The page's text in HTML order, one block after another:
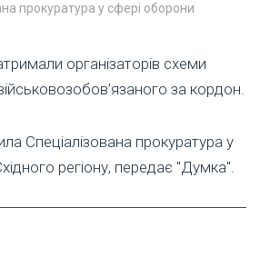
прокуратура у сфері оборони
організаторів схеми
за кордон.
Спеціалізована прокуратура у
регіону, передає "Думка".